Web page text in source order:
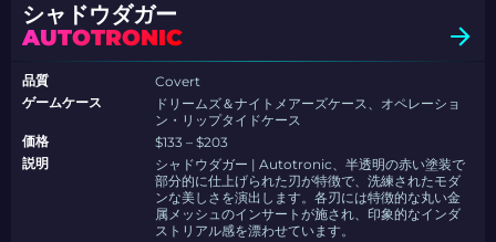
シャドウダガー
AUTOTRONIC
品質
Covert
ゲームケース
ドリームズ＆ナイトメアーズケース、オペレーショ
ン・リップタイドケース
価格
$133 – $203
説明
シャドウダガー | Autotronic、半透明の赤い塗装で
部分的に仕上げられた刃が特徴で、洗練されたモダ
ンな美しさを演出します。各刃には特徴的な丸い金
属メッシュのインサートが施され、印象的なインダ
ストリアル感を漂わせています。